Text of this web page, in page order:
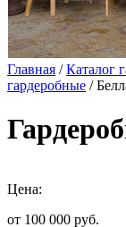
Главная /Каталог
гардеробные /
Цена:
от 100 000 руб.